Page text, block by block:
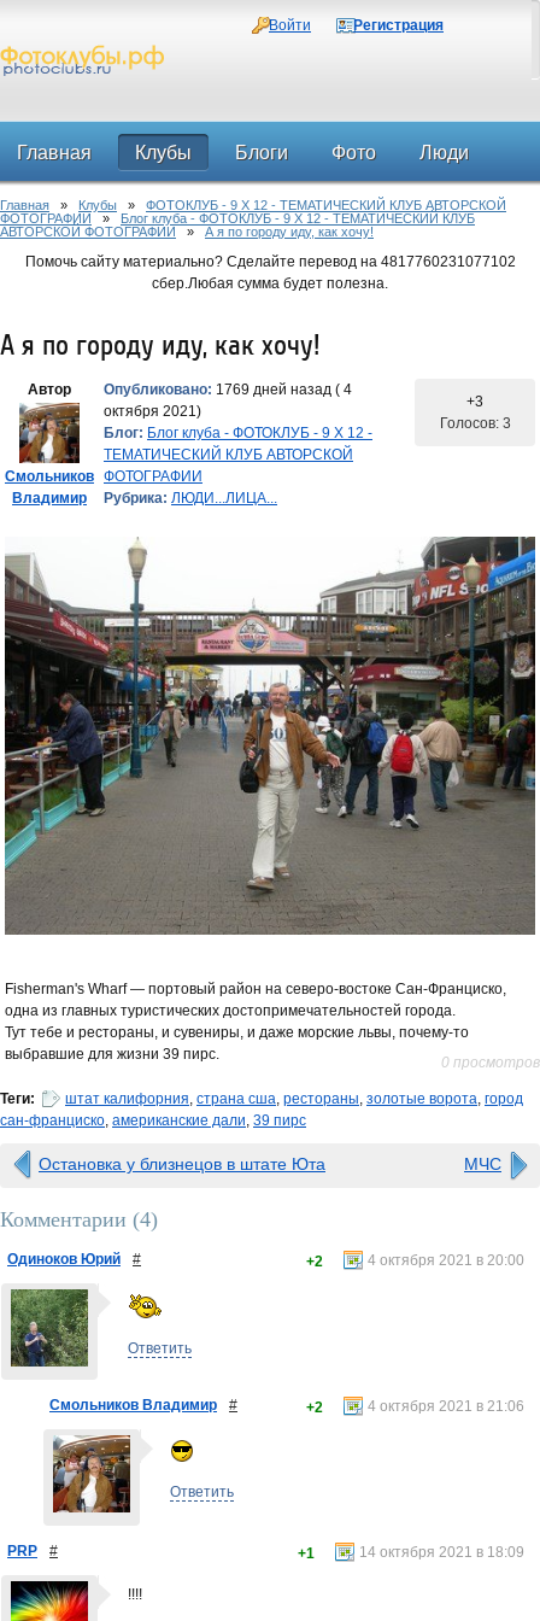
Войти Регистрация
Главная Клубы Блоги Фото Люди
Форум
Главная » Клубы » ФОТОКЛУБ - 9 Х 12 - ТЕМАТИЧЕСКИЙ КЛУБ АВТОРСКОЙ
ФОТОГРАФИИ » Блог клуба - ФОТОКЛУБ - 9 Х 12 - ТЕМАТИЧЕСКИЙ КЛУБ
АВТОРСКОЙ ФОТОГРАФИИ » А я по городу иду, как хочу!
Помочь сайту материально? Сделайте перевод на 4817760231077102
сбер.Любая сумма будет полезна.
А я по городу иду, как хочу!
Автор
Смольников
Владимир
Опубликовано: 1769 дней назад ( 4
октября 2021)
Блог: Блог клуба - ФОТОКЛУБ - 9 Х 12 -
ТЕМАТИЧЕСКИЙ КЛУБ АВТОРСКОЙ
ФОТОГРАФИИ
Рубрика: ЛЮДИ...ЛИЦА...
+3
Голосов: 3
Fisherman's Wharf — портовый район на северо-востоке Сан-Франциско,
одна из главных туристических достопримечательностей города.
Тут тебе и рестораны, и сувениры, и даже морские львы, почему-то
выбравшие для жизни 39 пирс.
0 просмотров
Теги: штат калифорния, страна сша, рестораны, золотые ворота, город
сан-франциско, американские дали, 39 пирс
Остановка у близнецов в штате Юта МЧС
Комментарии (4)
Одиноков Юрий # 4 октября 2021 в 20:00
+2
Ответить
Смольников Владимир # 4 октября 2021 в 21:06
+2
Ответить
PRP # 14 октября 2021 в 18:09
+1
!!!!